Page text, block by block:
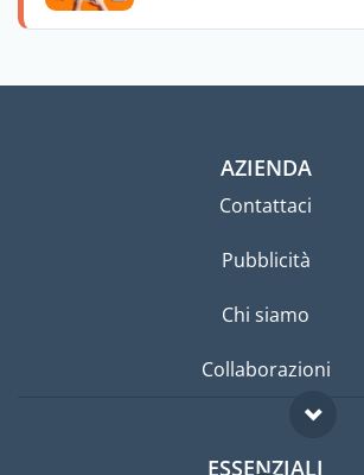
AZIENDA
Contattaci
Pubblicità
Chi siamo
Collaborazioni
ESSENZIALI